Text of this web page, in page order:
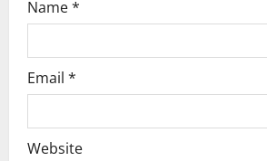
Name*
Email *
Website